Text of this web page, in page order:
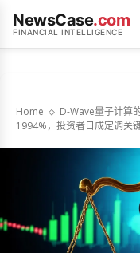
NewsCase.com
FINANCIAL INTELLIGENCE
Home
D-Wave量子计算
1994%，投资者日成定调关